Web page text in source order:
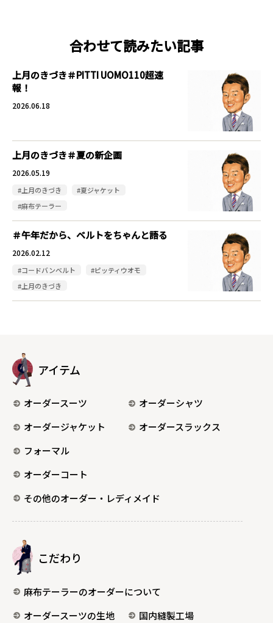
合わせて読みたい記事
上月のきづき＃PITTI UOMO110超速
報！
2026.06.18
上月のきづき＃夏の新企画
2026.05.19
#上月のきづき
#夏ジャケット
#麻布テーラー
＃午年だから、ベルトをちゃんと語る
2026.02.12
#コードバンベルト
#ピッティウオモ
#上月のきづき
アイテム
オーダースーツ
オーダーシャツ
オーダージャケット
オーダースラックス
フォーマル
オーダーコート
その他のオーダー・レディメイド
こだわり
麻布テーラーのオーダーについて
オーダースーツの生地
国内縫製工場